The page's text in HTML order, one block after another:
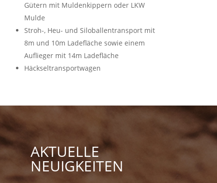
Gütern mit Muldenkippern oder LKW
Mulde
Stroh-, Heu- und Siloballentransport mit
8m und 10m Ladefläche sowie einem
Auflieger mit 14m Ladefläche
Häckseltransportwagen
AKTUELLE
NEUIGKEITEN